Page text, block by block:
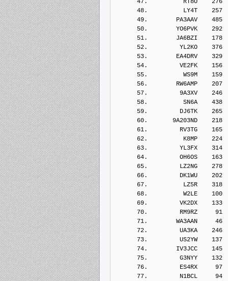
47.          RT8O    276
48.          LY4T    257
49.        PA3AAV    485
50.        YO6PVK    292
51.        JA6BZI    178
52.         YL2KO    376
53.        EA4DRV    329
54.         VE2FK    156
55.          WS9M    159
56.        RW6AMP    207
57.         9A3XV    246
58.          SN6A    438
59.         DJ6TK    265
60.       9A203ND    218
61.         RV3TG    165
62.          K8MP    224
63.         YL3FX    314
64.         OH6OS    163
65.         LZ2NG    278
66.         DK1WU    202
67.          LZ5R    318
68.          W2LE    100
69.         VK2DX    133
70.         RM9RZ     91
71.        WA3AAN     46
72.         UA3KA    246
73.         US2YW    137
74.        IV3JCC    145
75.         G3NYY    132
76.         ES4RX     97
77.         N1BCL     94